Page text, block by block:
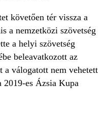
követően tér vissza a
a nemzetközi szövetség
a helyi szövetség
beleavatkozott az
a válogatott nem vehetett
2019-es Ázsia Kupa